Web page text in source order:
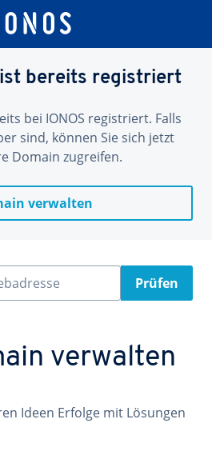
bereits registriert
bei IONOS registriert. Falls
sind, können Sie sich jetzt
Domain zugreifen.
verwalten
Prüfen
verwalten
Ideen Erfolge mit Lösungen